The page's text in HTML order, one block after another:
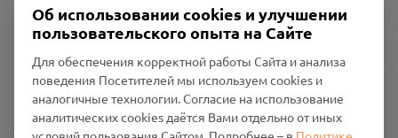
Политика конфиденциальности
Промо-материалы
Настройки cookies
Об использовании cookies и улучшении
пользовательского опыта на Сайте
Для обеспечения корректной работы Сайта и анализа
поведения Посетителей мы используем cookies и
аналогичные технологии. Согласие на использование
аналитических cookies даётся Вами отдельно от иных